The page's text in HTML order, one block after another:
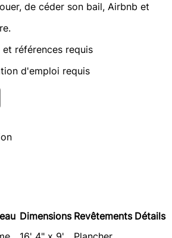
de céder son bail, Airbnb et
références requis
d'emploi requis
Dimensions Revêtements Détails